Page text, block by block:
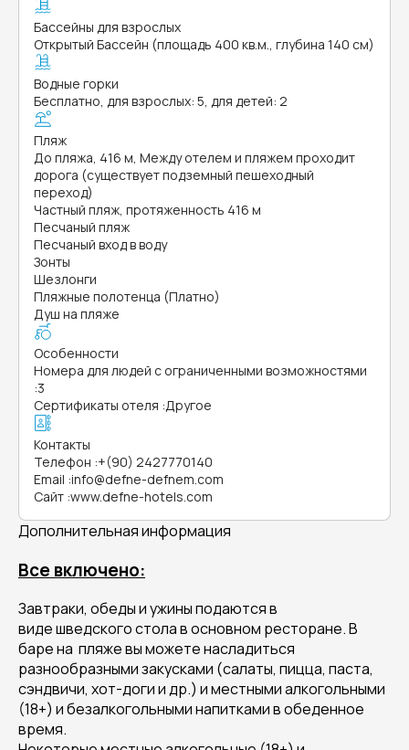
Бассейны для взрослых
Открытый Бассейн (площадь 400 кв.м., глубина 140 см)
Водные горки
Бесплатно, для взрослых: 5, для детей: 2
Пляж
До пляжа, 416 м, Между отелем и пляжем проходит
дорога (существует подземный пешеходный
переход)
Частный пляж, протяженность 416 м
Песчаный пляж
Песчаный вход в воду
Зонты
Шезлонги
Пляжные полотенца (Платно)
Душ на пляже
Особенности
Номера для людей с ограниченными возможностями
:3
Сертификаты отеля :Другое
Контакты
Телефон :+(90) 2427770140
Email :info@defne-defnem.com
Сайт :www.defne-hotels.com
Дополнительная информация
Все включено:
Завтраки, обеды и ужины подаются в
виде шведского стола в основном ресторане. В
баре на пляже вы можете насладиться
разнообразными закусками (салаты, пицца, паста,
сэндвичи, хот-доги и др.) и местными алкогольными
(18+) и безалкогольными напитками в обеденное
время.